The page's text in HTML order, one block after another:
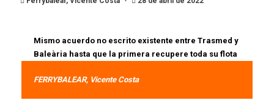
Mismo acuerdo no escrito existente entre Trasmed y
Baleària hasta que la primera recupere toda su flota
FERRYBALEAR, Vicente Costa